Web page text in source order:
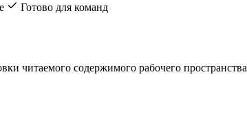
Готово для команд
читаемого содержимого рабочего пространства